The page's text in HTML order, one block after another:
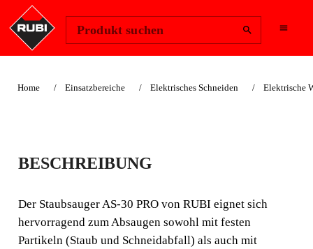
Produkt suchen
Home Einsatzbereiche Elektrisches Schneiden Elektrische
STAUBSAUGER AS-
30 PRO
STAUBSAUGER ZUR
KOMBINATION MIT
BESCHREIBUNG
Der Staubsauger AS-30 PRO von RUBI eignet sich
hervorragend zum Absaugen sowohl mit festen
Partikeln (Staub und Schneidabfall) als auch mit